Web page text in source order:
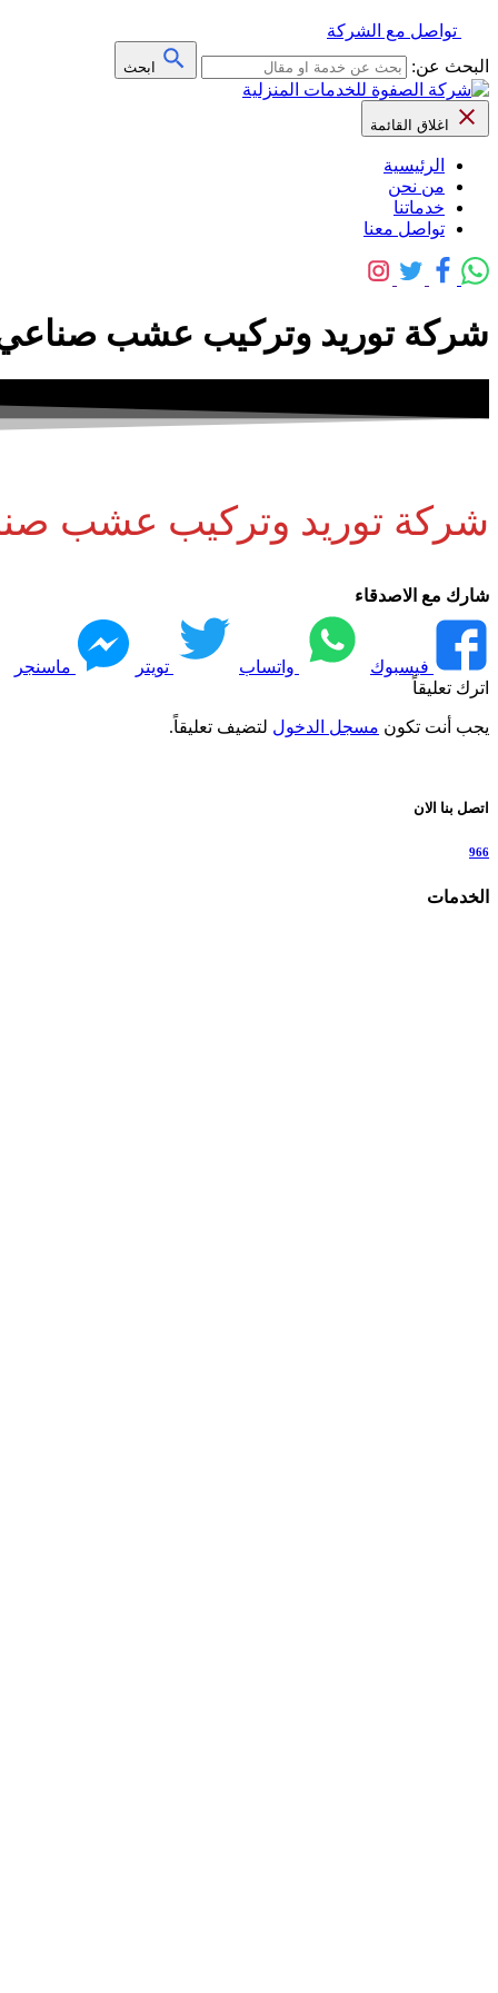
تواصل مع الشركة
البحث عن:
ابحث
اغلاق القائمة
الرئيسية
من نحن
خدماتنا
تواصل معنا
شركة توريد وتركيب عشب صناعي
شركة توريد وتركيب عشب
شارك مع الاصدقاء
فيسبوك واتساب تويتر ماسنجر
اترك تعليقاً
يجب أنت تكون مسجل الدخول لتضيف تعليقاً.
اتصل بنا الان
966
الخدمات